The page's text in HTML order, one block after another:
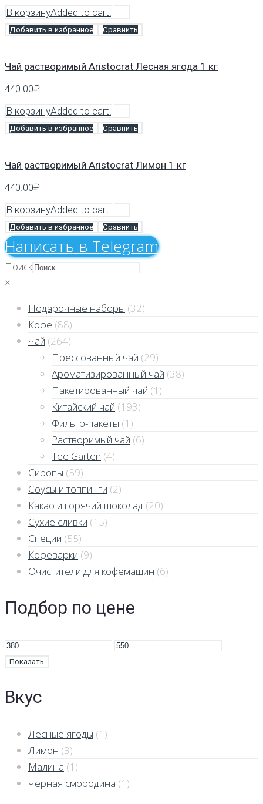
В корзинуAdded to cart!
Добавить в избранное Сравнить
Чай растворимый Aristocrat Лесная ягода 1 кг
440.00₽
В корзинуAdded to cart!
Добавить в избранное Сравнить
Чай растворимый Aristocrat Лимон 1 кг
440.00₽
В корзинуAdded to cart!
Добавить в избранное Сравнить
Напиcать в Telegram
Поиск
×
Подарочные наборы (32)
Кофе (88)
Чай (264)
Прессованный чай (29)
Ароматизированный чай (38)
Пакетированный чай (1)
Китайский чай (193)
Фильтр-пакеты (1)
Растворимый чай (6)
Tee Garten (4)
Сиропы (59)
Соусы и топпинги (2)
Какао и горячий шоколад (20)
Сухие сливки (15)
Специи (55)
Кофеварки (9)
Очистители для кофемашин (6)
Подбор по цене
Показать
Вкус
Лесные ягоды (1)
Лимон (3)
Малина (1)
Черная смородина (1)